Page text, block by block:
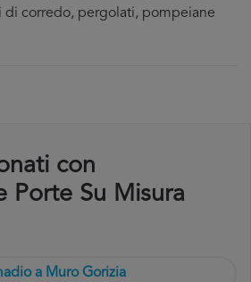
di corredo, pergolati, pompeiane
con
Porte Su Misura
a Muro Gorizia